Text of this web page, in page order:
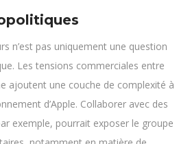
n’est pas uniquement une question
Les tensions commerciales entre
ajoutent une couche de complexité à
d’Apple. Collaborer avec des
exemple, pourrait exposer le groupe